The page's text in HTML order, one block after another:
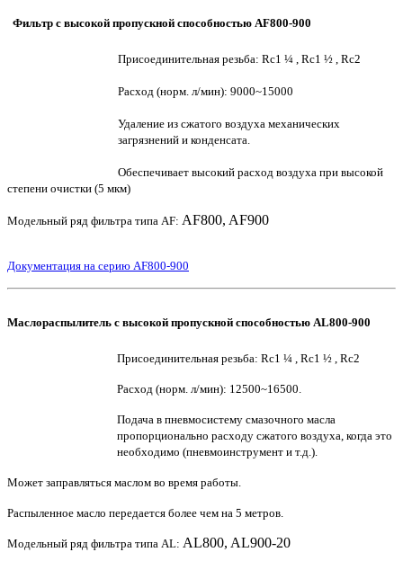
Фильтр с высокой пропускной способностью AF800-900
Присоединительная резьба: Rc1 ¼ , Rc1 ½ , Rc2
Расход (норм. л/мин): 9000~15000
Удаление из сжатого воздуха механических
загрязнений и конденсата.
Обеспечивает высокий расход воздуха при высокой
степени очистки (5 мкм)
Модельный ряд фильтра типа AF: AF800, AF900
Документация на серию AF800-900
Маслораспылитель с высокой пропускной способностью AL800-900
Присоединительная резьба: Rc1 ¼ , Rc1 ½ , Rc2
Расход (норм. л/мин): 12500~16500.
Подача в пневмосистему смазочного масла
пропорционально расходу сжатого воздуха, когда это
необходимо (пневмоинструмент и т.д.).
Может заправляться маслом во время работы.
Распыленное масло передается более чем на 5 метров.
Модельный ряд фильтра типа AL: AL800, AL900-20